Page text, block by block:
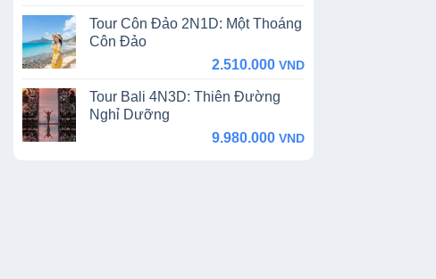
4.500.000 VND.
3.490.000 VND.
Tour Côn Đảo 2N1D: Một Thoáng
Côn Đảo
2.510.000 VND
Tour Bali 4N3D: Thiên Đường
Nghỉ Dưỡng
9.980.000 VND